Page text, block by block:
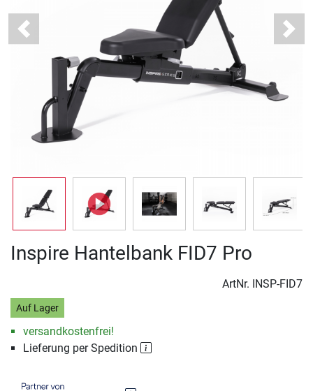
Previous Next
Inspire Hantelbank FID7 Pro
ArtNr. INSP-FID7
Auf Lager
versandkostenfrei!
Lieferung per Spedition